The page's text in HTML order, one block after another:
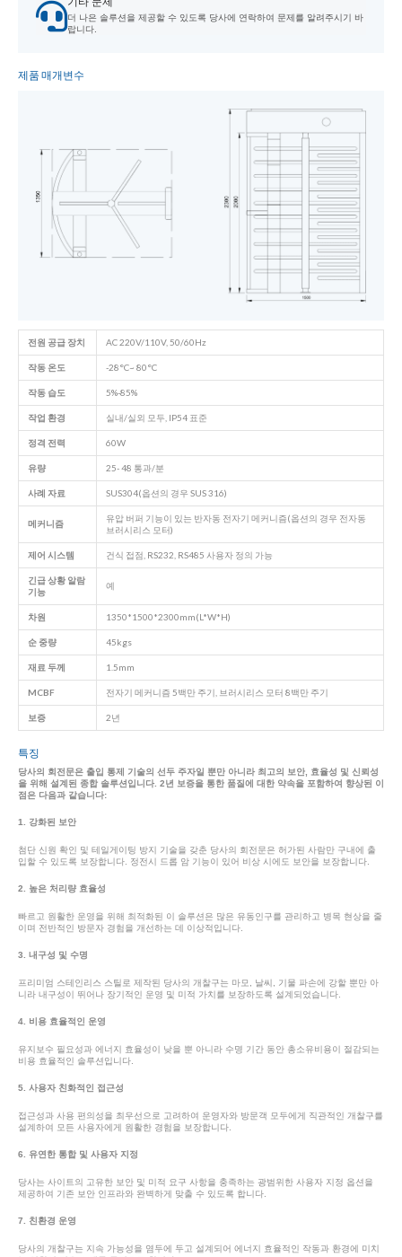
더 나은 솔루션을 제공할 수 있도록 당사에 연락하여 문제를 알려주시기 바
랍니다.
제품 매개변수
전원 공급 장치 AC 220V/110V, 50/60Hz
작동 온도 -28°C~ 80°C
작동 습도 5%-85%
작업 환경 실내/실외 모두, IP54 표준
정격 전력 60W
유량 25- 48 통과/분
사례 자료 SUS304(옵션의 경우 SUS 316)
메커니즘
유압 버퍼 기능이 있는 반자동 전자기 메커니즘(옵션의 경우 전자동
브러시리스 모터)
제어 시스템 건식 접점, RS232, RS485 사용자 정의 가능
긴급 상황 알람
기능
예
차원 1350*1500*2300mm(L*W*H)
순 중량 45kgs
재료 두께 1.5mm
MCBF 전자기 메커니즘 5백만 주기, 브러시리스 모터 8백만 주기
보증 2년
특징
당사의 회전문은 출입 통제 기술의 선두 주자일 뿐만 아니라 최고의 보안, 효율성 및 신뢰성
을 위해 설계된 종합 솔루션입니다. 2년 보증을 통한 품질에 대한 약속을 포함하여 향상된 이
점은 다음과 같습니다:
1. 강화된 보안
첨단 신원 확인 및 테일게이팅 방지 기술을 갖춘 당사의 회전문은 허가된 사람만 구내에 출
입할 수 있도록 보장합니다. 정전시 드롭 암 기능이 있어 비상 시에도 보안을 보장합니다.
2. 높은 처리량 효율성
빠르고 원활한 운영을 위해 최적화된 이 솔루션은 많은 유동인구를 관리하고 병목 현상을 줄
이며 전반적인 방문자 경험을 개선하는 데 이상적입니다.
3. 내구성 및 수명
프리미엄 스테인리스 스틸로 제작된 당사의 개찰구는 마모, 날씨, 기물 파손에 강할 뿐만 아
니라 내구성이 뛰어나 장기적인 운영 및 미적 가치를 보장하도록 설계되었습니다.
4. 비용 효율적인 운영
유지보수 필요성과 에너지 효율성이 낮을 뿐 아니라 수명 기간 동안 총소유비용이 절감되는
비용 효율적인 솔루션입니다.
5. 사용자 친화적인 접근성
접근성과 사용 편의성을 최우선으로 고려하여 운영자와 방문객 모두에게 직관적인 개찰구를
설계하여 모든 사용자에게 원활한 경험을 보장합니다.
6. 유연한 통합 및 사용자 지정
당사는 사이트의 고유한 보안 및 미적 요구 사항을 충족하는 광범위한 사용자 지정 옵션을
제공하여 기존 보안 인프라와 완벽하게 맞출 수 있도록 합니다.
7. 친환경 운영
당사의 개찰구는 지속 가능성을 염두에 두고 설계되어 에너지 효율적인 작동과 환경에 미치